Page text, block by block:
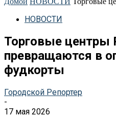
НОВОСТИ
Торговые центры
превращаются в
фудкорты
Городской Репортер
-
17 мая 2026